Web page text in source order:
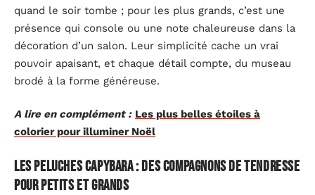
quand le soir tombe ; pour les plus grands, c’est une
présence qui console ou une note chaleureuse dans la
décoration d’un salon. Leur simplicité cache un vrai
pouvoir apaisant, et chaque détail compte, du museau
brodé à la forme généreuse.
A lire en complément : Les plus belles étoiles à
colorier pour illuminer Noël
Les peluches capybara : des compagnons de tendresse
pour petits et grands